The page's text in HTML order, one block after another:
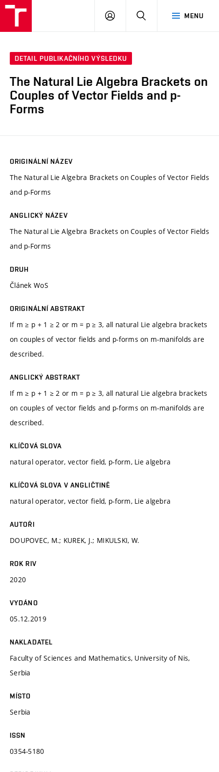
MENU
PŘIHLÁSIT
DETAIL PUBLIKAČNÍHO VÝSLEDKU
The Natural Lie Algebra Brackets on
Couples of Vector Fields and p-
Forms
ORIGINÁLNÍ NÁZEV
The Natural Lie Algebra Brackets on Couples of Vector Fields
and p-Forms
ANGLICKÝ NÁZEV
The Natural Lie Algebra Brackets on Couples of Vector Fields
and p-Forms
DRUH
Článek WoS
ORIGINÁLNÍ ABSTRAKT
If m ≥ p + 1 ≥ 2 or m = p ≥ 3, all natural Lie algebra brackets
on couples of vector fields and p-forms on m-manifolds are
described.
ANGLICKÝ ABSTRAKT
If m ≥ p + 1 ≥ 2 or m = p ≥ 3, all natural Lie algebra brackets
on couples of vector fields and p-forms on m-manifolds are
described.
KLÍČOVÁ SLOVA
natural operator, vector field, p-form, Lie algebra
KLÍČOVÁ SLOVA V ANGLIČTINĚ
natural operator, vector field, p-form, Lie algebra
AUTOŘI
DOUPOVEC, M.; KUREK, J.; MIKULSKI, W.
ROK RIV
2020
VYDÁNO
05.12.2019
NAKLADATEL
Faculty of Sciences and Mathematics, University of Nis,
Serbia
MÍSTO
Serbia
ISSN
0354-5180